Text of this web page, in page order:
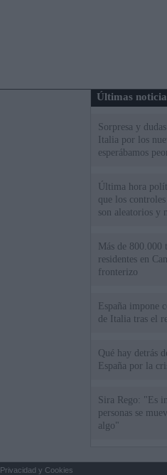
Últimas
Sorpresa y
Italia por los
esperábamos
Última hora
que los
son aleatorios y
Más de 800.000
residentes en
fronterizo
España impone
de Italia tras el
Qué hay detrás
España por la
Sira Rego: "Es
personas se
algo"
Privacidad y Cookies